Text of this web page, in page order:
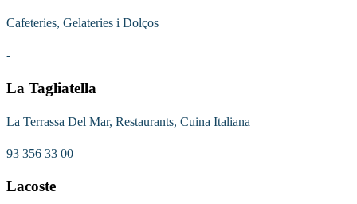
Cafeteries, Gelateries i Dolços
-
La Tagliatella
La Terrassa Del Mar, Restaurants, Cuina Italiana
93 356 33 00
Lacoste